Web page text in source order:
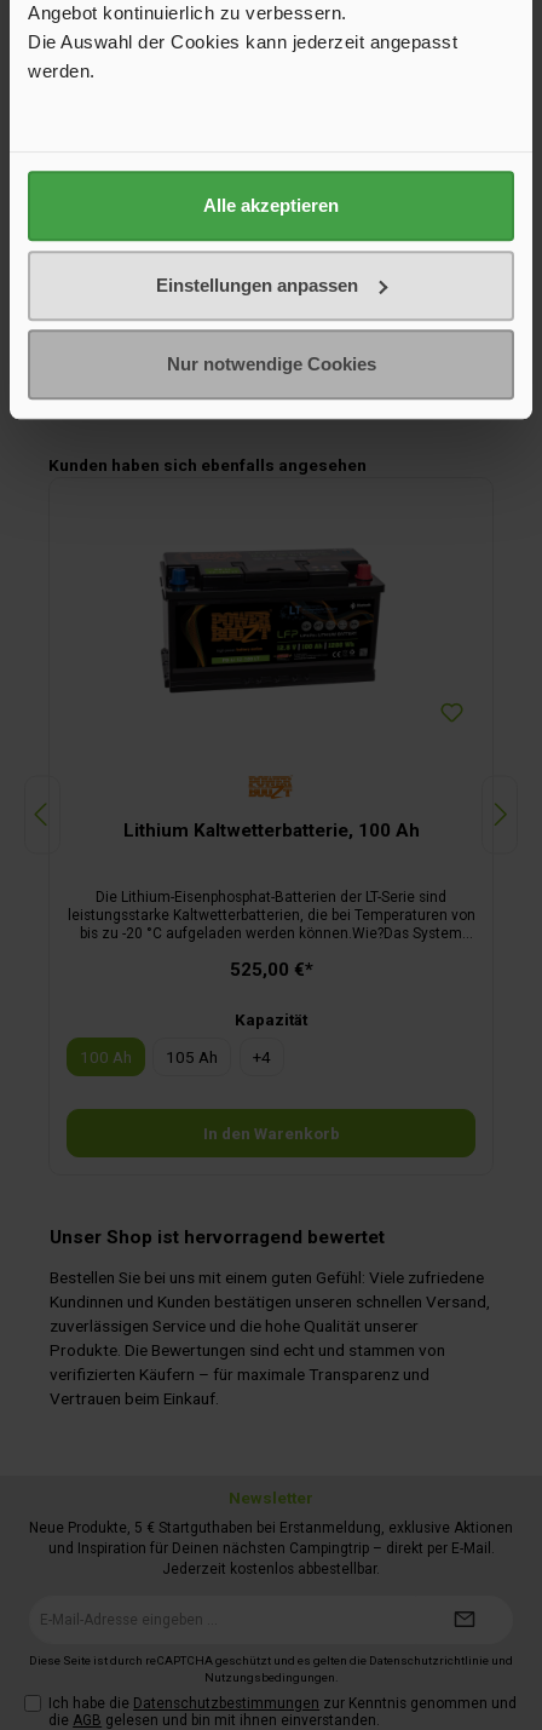
Angebot kontinuierlich zu verbessern.
Die Auswahl der Cookies kann jederzeit angepasst
werden.
Alle akzeptieren
Einstellungen anpassen
Nur notwendige Cookies
Passend für 110 Ah LiFePO₄-Batterie, wenn Rundpole zum
Anschluss verwendet werden. Adapter M8 Innengewinde
auf Rundpol.
In den Warenkorb
Produktgalerie überspringen
Kunden haben sich ebenfalls angesehen
Lithium Kaltwetterbatterie, 100 Ah
Die Lithium-Eisenphosphat-Batterien der LT-Serie sind
leistungsstarke Kaltwetterbatterien, die bei Temperaturen von
bis zu -20 °C aufgeladen werden können.Wie?Das System
Ladegerät/Solarregler/Lichtmaschine selbst bezieht und bei
weitergeleitet. Dazu werden keine zusätzlichen
Komponenten benötigt. Der gesamte Prozess des Aufheizens
und Ladens verläuft nahtlos. Schließen Sie den Akku einfach
an das normale Ladegerät an und das interne Heizungs- und
netzunabhängigen Solar- und Elektrofahrzeugen sowie für
525,00 €*
Kapazität
100 Ah
105 Ah +4
In den Warenkorb
Unser Shop ist hervorragend bewertet
Bestellen Sie bei uns mit einem guten Gefühl: Viele zufriedene
Kundinnen und Kunden bestätigen unseren schnellen Versand,
zuverlässigen Service und die hohe Qualität unserer
Produkte. Die Bewertungen sind echt und stammen von
verifizierten Käufern – für maximale Transparenz und
Vertrauen beim Einkauf.
Newsletter
Neue Produkte, 5 € Startguthaben bei Erstanmeldung, exklusive Aktionen
und Inspiration für Deinen nächsten Campingtrip – direkt per E-Mail.
Jederzeit kostenlos abbestellbar.
Diese Seite ist durch reCAPTCHA geschützt und es gelten die Datenschutzrichtlinie und
Nutzungsbedingungen.
Ich habe die Datenschutzbestimmungen zur Kenntnis genommen und
die AGB gelesen und bin mit ihnen einverstanden.